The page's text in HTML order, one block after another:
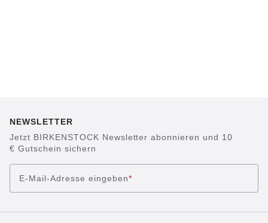
NEWSLETTER
Jetzt BIRKENSTOCK Newsletter abonnieren und 10
€ Gutschein sichern
E-Mail-Adresse eingeben*